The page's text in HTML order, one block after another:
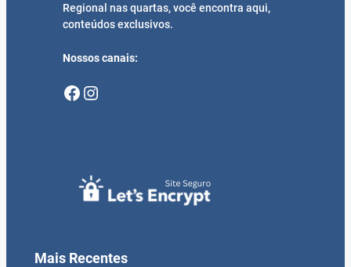
Regional nas quartas, você encontra aqui,
conteúdos exclusivos.
Nossos canais:
Facebook Instagram
Mais Recentes